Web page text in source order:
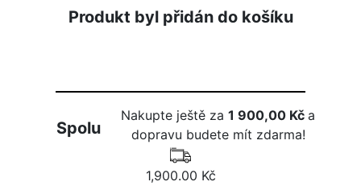
Produkt byl přidán do košíku
Spolu
Nakupte ještě za1 900,00 Kča
dopravu budete mít zdarma!
1,900.00 Kč